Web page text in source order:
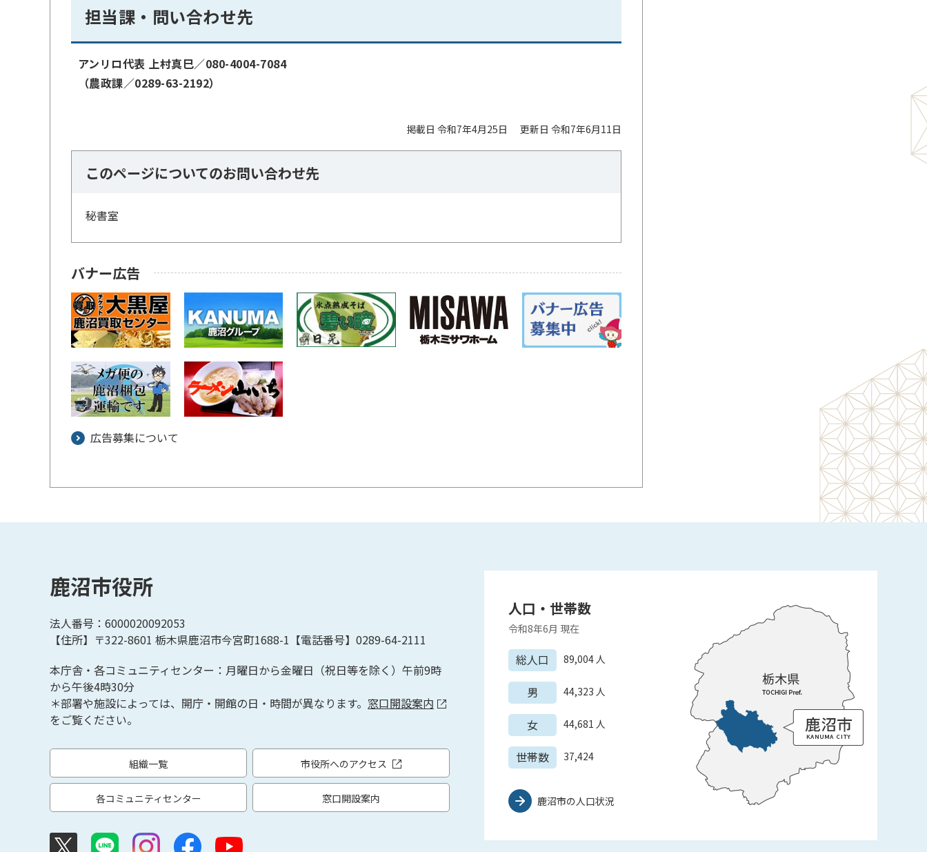
担当課・問い合わせ先
アンリロ代表 上村真巳／080-4004-7084
（農政課／0289-63-2192）
掲載日 令和7年4月25日 更新日 令和7年6月11日
このページについてのお問い合わせ先
秘書室
バナー広告
広告募集について
鹿沼市役所
法人番号：6000020092053
【住所】〒322-8601 栃木県鹿沼市今宮町1688-1【電話番号】0289-64-2111
本庁舎・各コミュニティセンター：月曜日から金曜日（祝日等を除く）午前9時
から午後4時30分
＊部署や施設によっては、開庁・開館の日・時間が異なります。 窓口開設案内
をご覧ください。
組織一覧 市役所へのアクセス
各コミュニティセンター 窓口開設案内
人口・世帯数
令和8年6月 現在
総人口 89,004 人
男 44,323 人
女 44,681 人
世帯数 37,424
鹿沼市の人口状況